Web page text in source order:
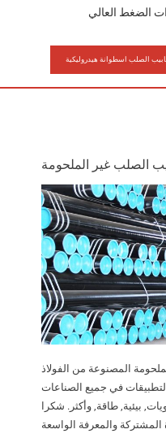
الصلب اسطوانة هيدروليكية
الصلب غير الملحومة
المصنوعة من الفولاذ
في جميع الصناعات
بيئية, طاقة, وأكثر. شكرا
المشتركة والمعرفة الواسعة